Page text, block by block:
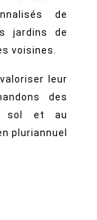
de
jardins de
voisines.
leur
des
sol et au
pluriannuel